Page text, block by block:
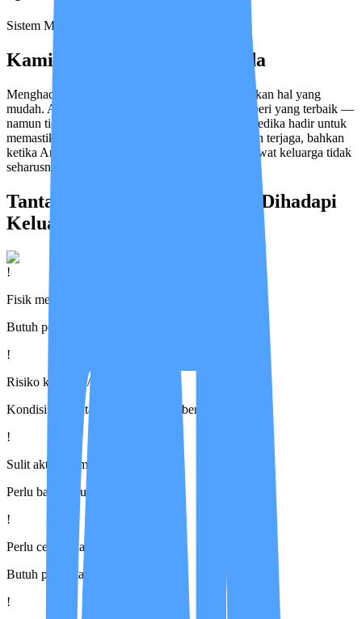
Sistem Medical Advisor
Kami Mengerti Perasaan Anda
Menghadapi kondisi kesehatan orang terkasih bukan hal yang
mudah. Ada rasa khawatir, lelah, dan ingin memberi yang terbaik —
namun tidak selalu bisa hadir setiap saat. Insan Medika hadir untuk
memastikan keluarga Anda terawat, terpantau, dan terjaga, bahkan
ketika Anda tidak sedang di sisinya. Karena merawat keluarga tidak
seharusnya dijalani sendirian.
Tantangan yang Paling Sering Dihadapi
Keluarga
!
Fisik melemah pasca sakit
Butuh pendampingan ekstra untuk pemulihan
!
Risiko kambuh / komplikasi
Kondisi kesehatan wajib dipantau berkelanjutan
!
Sulit aktivitas mandiri
Perlu bantuan untuk rutinitas dasar
!
Perlu cek tanda vital
Butuh pemantauan medis terukur
!